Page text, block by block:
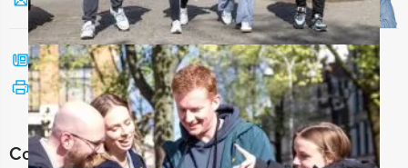
Bel mij terug
Bekijk printbare versie
Combineer dit uitje met: